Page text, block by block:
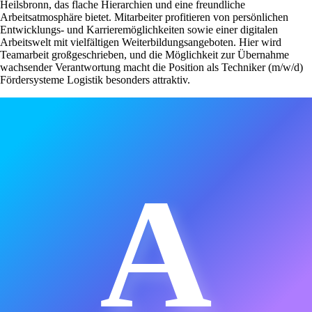
Heilsbronn, das flache Hierarchien und eine freundliche
Arbeitsatmosphäre bietet. Mitarbeiter profitieren von persönlichen
Entwicklungs- und Karrieremöglichkeiten sowie einer digitalen
Arbeitswelt mit vielfältigen Weiterbildungsangeboten. Hier wird
Teamarbeit großgeschrieben, und die Möglichkeit zur Übernahme
wachsender Verantwortung macht die Position als Techniker (m/w/d)
Fördersysteme Logistik besonders attraktiv.
A